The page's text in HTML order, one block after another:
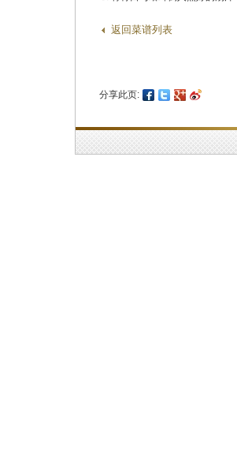
返回菜谱列表
分享此页: